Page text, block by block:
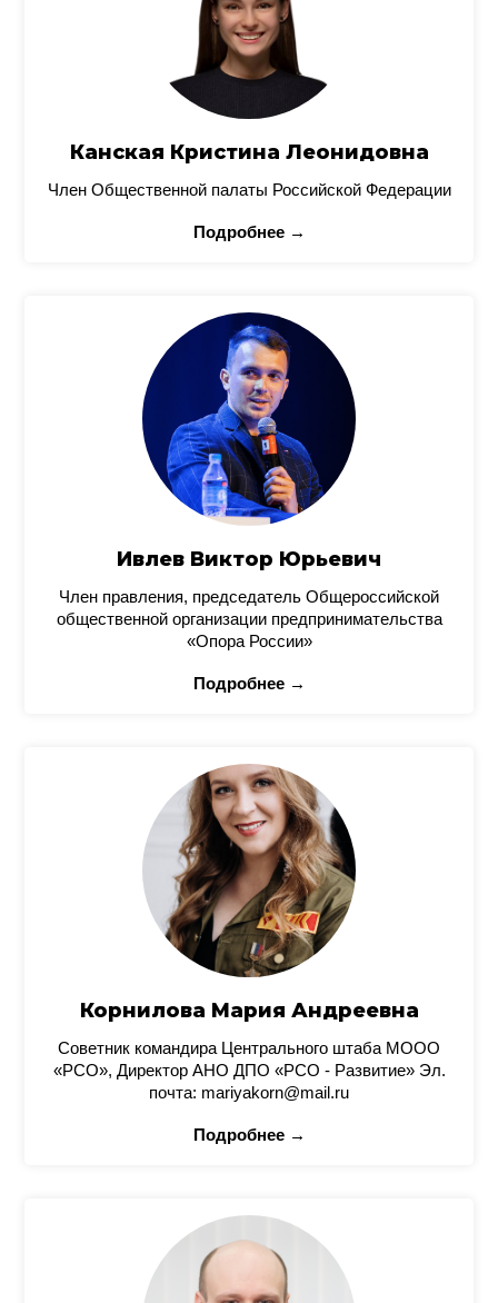
Канская Кристина Леонидовна
Член Общественной палаты Российской Федерации
Подробнее →
Ивлев Виктор Юрьевич
Член правления, председатель Общероссийской
общественной организации предпринимательства
«Опора России»
Подробнее →
Корнилова Мария Андреевна
Советник командира Центрального штаба МООО
«РСО», Директор АНО ДПО «РСО - Развитие» Эл.
почта: mariyakorn@mail.ru
Подробнее →